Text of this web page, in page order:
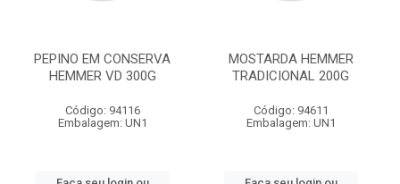
PEPINO EM CONSERVA
HEMMER VD 300G
Código: 94116
Embalagem: UN1
MOSTARDA HEMMER
TRADICIONAL 200G
Código: 94611
Embalagem: UN1